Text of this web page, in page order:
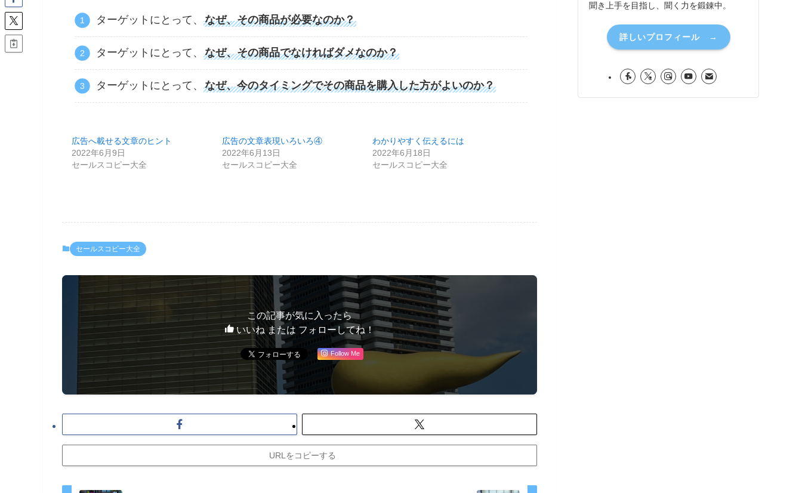
ターゲットにとって、 なぜ、その商品が必要なのか？
ターゲットにとって、 なぜ、その商品でなければダメなのか？
ターゲットにとって、 なぜ、今のタイミングでその商品を購入した方がよいのか？
広告へ載せる文章のヒント
2022年6月9日
セールスコピー大全
広告の文章表現いろいろ④
2022年6月13日
セールスコピー大全
わかりやすく伝えるには
2022年6月18日
セールスコピー大全
セールスコピー大全
この記事が気に入ったら
いいね または フォローしてね！
Follow Me
URLをコピーする
聞き上手を目指し、聞く力を鍛錬中。
詳しいプロフィール →